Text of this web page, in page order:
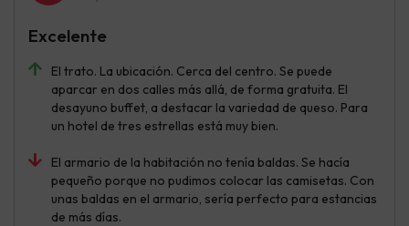
El trato. La ubicación. Cerca del centro. Se puede
aparcar en dos calles más allá, de forma gratuita. El
desayuno buffet, a destacar la variedad de queso. Para
un hotel de tres estrellas está muy bien.
El armario de la habitación no tenía baldas. Se hacía
pequeño porque no pudimos colocar las camisetas. Con
unas baldas en el armario, sería perfecto para estancias
de más días.
Excelente